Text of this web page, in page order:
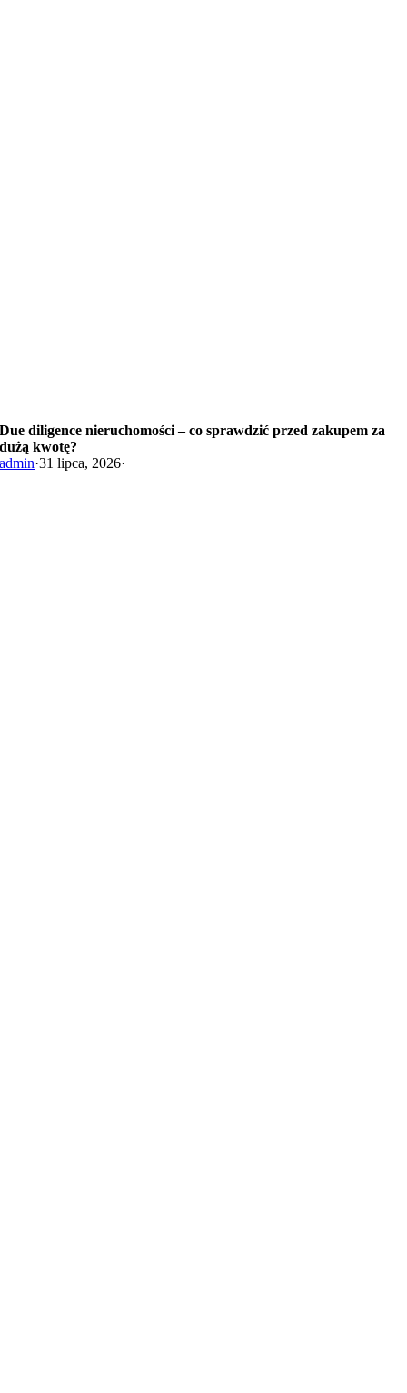
Due diligence nieruchomości – co sprawdzić przed zakupem za
dużą kwotę?
admin·31 lipca, 2026·